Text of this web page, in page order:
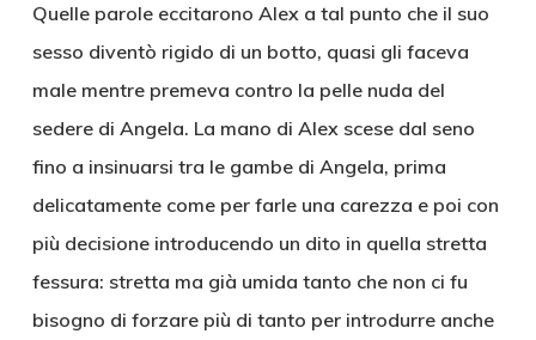
Quelle parole eccitarono Alex a tal punto che il suo
sesso diventò rigido di un botto, quasi gli faceva
male mentre premeva contro la pelle nuda del
sedere di Angela. La mano di Alex scese dal seno
fino a insinuarsi tra le gambe di Angela, prima
delicatamente come per farle una carezza e poi con
più decisione introducendo un dito in quella stretta
fessura: stretta ma già umida tanto che non ci fu
bisogno di forzare più di tanto per introdurre anche